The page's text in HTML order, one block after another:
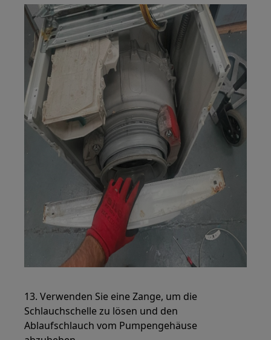
13. Verwenden Sie eine Zange, um die
Schlauchschelle zu lösen und den
Ablaufschlauch vom Pumpengehäuse